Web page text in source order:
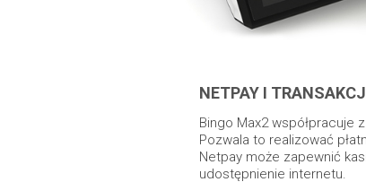
NETPAY I
Bingo Max2 współpracuje
Pozwala to realizować
Netpay może zapewnić
udostępnienie internetu.